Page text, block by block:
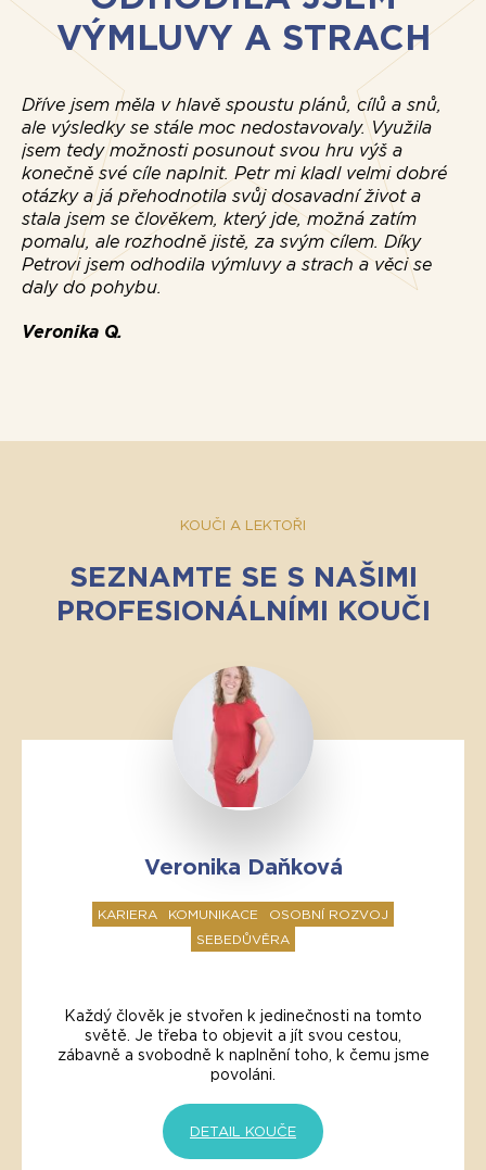
VÝMLUVY A STRACH
Dříve jsem měla v hlavě spoustu plánů, cílů a snů,
ale výsledky se stále moc nedostavovaly. Využila
jsem tedy možnosti posunout svou hru výš a
konečně své cíle naplnit. Petr mi kladl velmi dobré
otázky a já přehodnotila svůj dosavadní život a
stala jsem se člověkem, který jde, možná zatím
pomalu, ale rozhodně jistě, za svým cílem. Díky
Petrovi jsem odhodila výmluvy a strach a věci se
daly do pohybu.
Veronika Q.
KOUČI A LEKTOŘI
SEZNAMTE SE S NAŠIMI
PROFESIONÁLNÍMI KOUČI
Veronika Daňková
KARIERA KOMUNIKACE
OSOBNÍ ROZVOJ
SEBEDŮVĚRA
Každý člověk je stvořen k jedinečnosti na tomto
světě. Je třeba to objevit a jít svou cestou,
zábavně a svobodně k naplnění toho, k čemu jsme
povoláni.
DETAIL KOUČE